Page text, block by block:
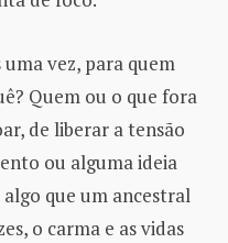
vez, para quem
Quem ou o que fora
de liberar a tensão
ou alguma ideia
que um ancestral
o carma e as vidas